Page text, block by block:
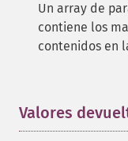
Un array de
contiene los
contenidos en
Valores